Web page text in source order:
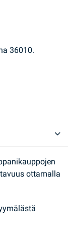
36010.
ottamalla